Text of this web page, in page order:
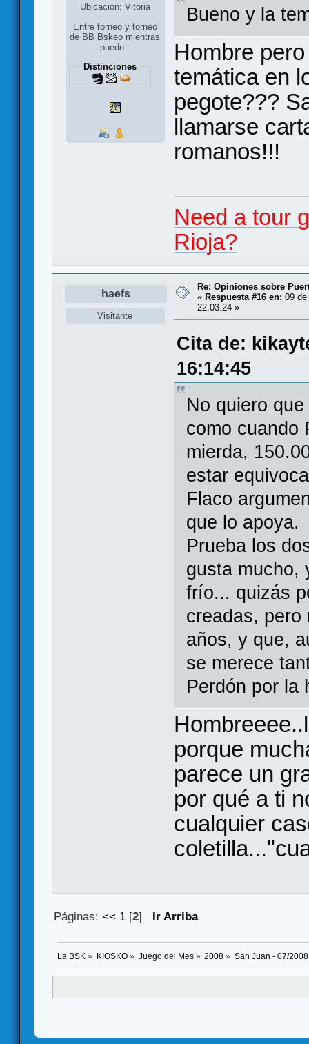
Ubicación: Vitoria
Entre torneo y torneo
de BB Bskeo mientras
puedo..
Distinciones
Bueno y la
Hombre
temática en
pegote???
llamarse
romanos!!!
Need a tour
Rioja?
haefs
Visitante
Re: Opiniones sobre
« Respuesta #16 en: 09 de
22:03:24 »
Cita de:
16:14:45
No quiero
como cuando
mierda,
estar
Flaco
que lo apoya.
Prueba los
gusta mucho,
frío... quizás
creadas, pero
años, y que,
se merece
Perdón por la
porque
parece un
por qué a ti
cualquier
Páginas:<< 1 [2] Ir Arriba
La BSK » KIOSKO» Juego del Mes» 2008 » San Juan - 07/2008